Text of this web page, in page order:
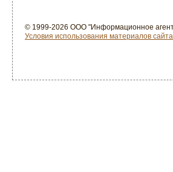
© 1999-2026 ООО "Информационное
Условия использования материалов